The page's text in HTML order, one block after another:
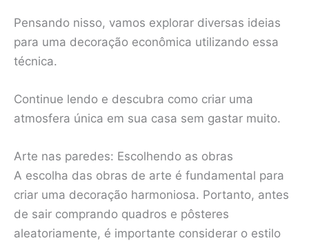
Pensando nisso, vamos explorar diversas ideias
para uma decoração econômica utilizando essa
técnica.
Continue lendo e descubra como criar uma
atmosfera única em sua casa sem gastar muito.
Arte nas paredes: Escolhendo as obras
A escolha das obras de arte é fundamental para
criar uma decoração harmoniosa. Portanto, antes
de sair comprando quadros e pôsteres
aleatoriamente, é importante considerar o estilo